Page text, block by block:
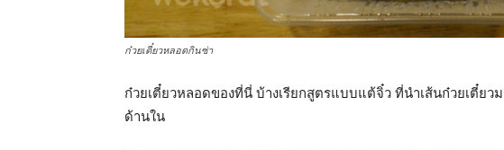
ก๋วยเตี๋ยวหลอดกินซ่า
ก๋วยเตี๋ยวหลอดของที่นี่ บ้างเรียกสูตรแบบแต้จิ๋ว ที่นำเส้นก๋วยเตี๋ยว
ด้านใน